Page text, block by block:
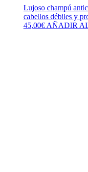
Lujoso champú
cabellos débiles y
45,00€ AÑADIR